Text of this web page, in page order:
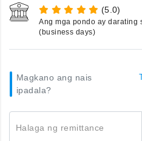
(5.0)
Ang mga pondo ay darating
(business days)
Magkano ang nais
ipadala?
Halaga ng remittance